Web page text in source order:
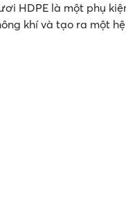
HDPE là một phụ
khí và tạo ra một